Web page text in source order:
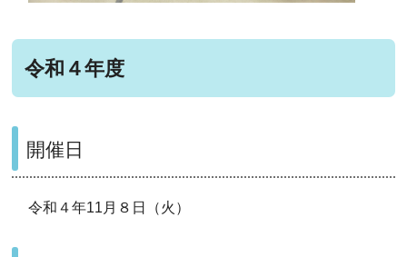
令和４年度
開催日
令和４年11月８日（火）